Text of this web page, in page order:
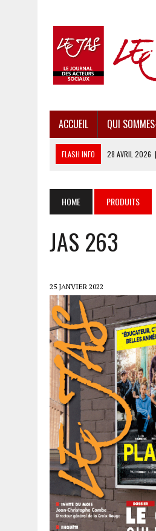
ACCUEIL QUI
FLASH INFO 28 AVRIL 2026 |
28 AVRIL 2026 | PRESSE
28 AVRIL 2026 | CARAÏBES :
HOME PRODUITS
JAS 263
25 JANVIER 2022